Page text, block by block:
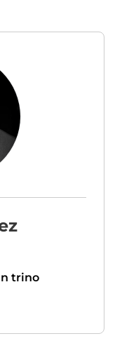
trino